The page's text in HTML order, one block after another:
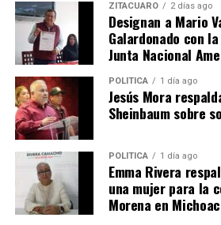
Celebra Alma Mireya
González aprobación de
reforma que garantiza
paridad de género en
candidaturas
En "Política"
proceso
Estado de
Isauro
ZITÁCUARO 2 días ago
Designan a Mario
Galardonado con
Junta Nacional
POLÍTICA 1 día ago
Jesús Mora
Sheinbaum sobre
POLÍTICA 1 día ago
Emma Rivera
una mujer para la
Morena en